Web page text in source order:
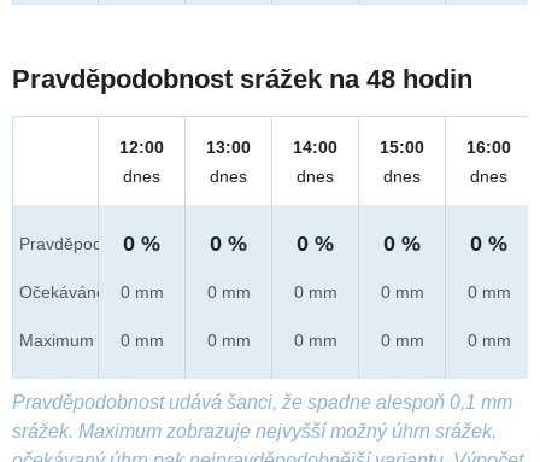
Pravděpodobnost srážek na 48 hodin
Pravděpod.
Očekáváno
Maximum
12:00
dnes
0 %
0 mm
0 mm
13:00
dnes
0 %
0 mm
0 mm
14:00
dnes
0 %
0 mm
0 mm
15:00
dnes
0 %
0 mm
0 mm
16:00
dnes
0 %
0 mm
0 mm
Pravděpodobnost udává šanci, že spadne alespoň 0,1 mm
srážek. Maximum zobrazuje nejvyšší možný úhrn srážek,